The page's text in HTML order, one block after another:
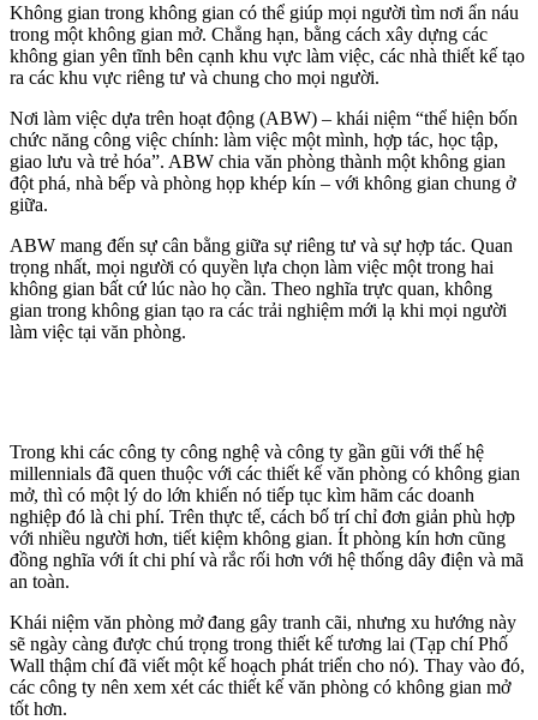
Không gian trong không gian có thể giúp mọi người tìm nơi ẩn náu
trong một không gian mở. Chẳng hạn, bằng cách xây dựng các
không gian yên tĩnh bên cạnh khu vực làm việc, các nhà thiết kế tạo
ra các khu vực riêng tư và chung cho mọi người.
Nơi làm việc dựa trên hoạt động (ABW) – khái niệm “thể hiện bốn
chức năng công việc chính: làm việc một mình, hợp tác, học tập,
giao lưu và trẻ hóa”. ABW chia văn phòng thành một không gian
đột phá, nhà bếp và phòng họp khép kín – với không gian chung ở
giữa.
ABW mang đến sự cân bằng giữa sự riêng tư và sự hợp tác. Quan
trọng nhất, mọi người có quyền lựa chọn làm việc một trong hai
không gian bất cứ lúc nào họ cần. Theo nghĩa trực quan, không
gian trong không gian tạo ra các trải nghiệm mới lạ khi mọi người
làm việc tại văn phòng.
Trong khi các công ty công nghệ và công ty gần gũi với thế hệ
millennials đã quen thuộc với các thiết kế văn phòng có không gian
mở, thì có một lý do lớn khiến nó tiếp tục kìm hãm các doanh
nghiệp đó là chi phí. Trên thực tế, cách bố trí chỉ đơn giản phù hợp
với nhiều người hơn, tiết kiệm không gian. Ít phòng kín hơn cũng
đồng nghĩa với ít chi phí và rắc rối hơn với hệ thống dây điện và mã
an toàn.
Khái niệm văn phòng mở đang gây tranh cãi, nhưng xu hướng này
sẽ ngày càng được chú trọng trong thiết kế tương lai (Tạp chí Phố
Wall thậm chí đã viết một kế hoạch phát triển cho nó). Thay vào đó,
các công ty nên xem xét các thiết kế văn phòng có không gian mở
tốt hơn.